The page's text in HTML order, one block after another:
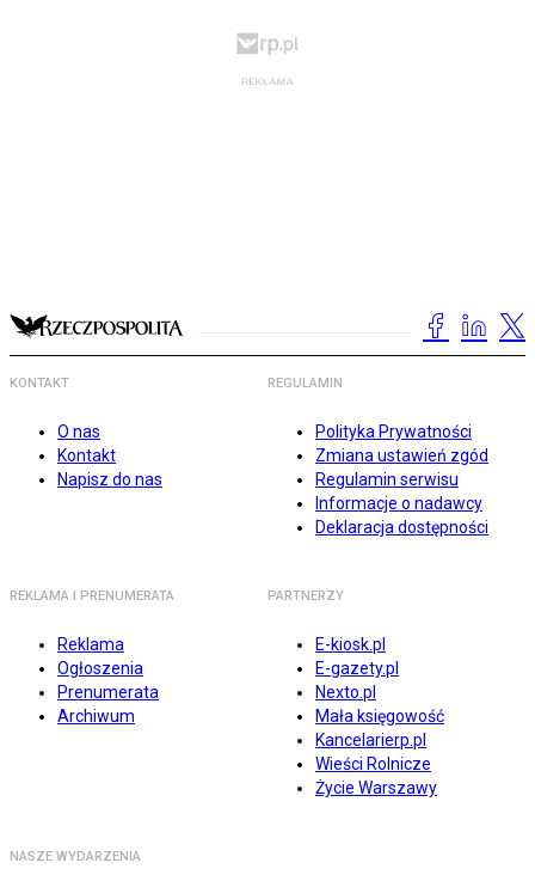
KONTAKT
O nas
Kontakt
Napisz do nas
REGULAMIN
Polityka Prywatności
Zmiana ustawień zgód
Regulamin serwisu
Informacje o nadawcy
Deklaracja dostępności
REKLAMA I PRENUMERATA
Reklama
Ogłoszenia
Prenumerata
Archiwum
PARTNERZY
E-kiosk.pl
E-gazety.pl
Nexto.pl
Mała księgowość
Kancelarierp.pl
Wieści Rolnicze
Życie Warszawy
NASZE WYDARZENIA